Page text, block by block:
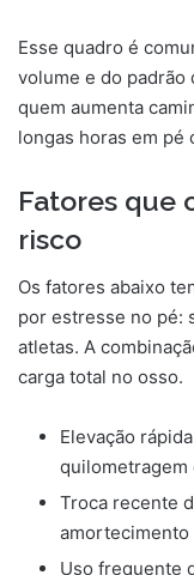
Esse quadro é
volume e do padrão
quem aumenta
longas horas em pé
Fatores que
risco
Os fatores abaixo
por estresse no pé:
atletas. A
carga total no osso.
Elevação
quilometragem
Troca recente
Uso frequente